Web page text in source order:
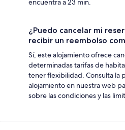
encuentra a 23 min.
¿Puedo cancelar mi
recibir un reembolso
Sí, este alojamiento ofrece
determinadas tarifas de
tener flexibilidad. Consulta la
alojamiento en nuestra web
sobre las condiciones y las